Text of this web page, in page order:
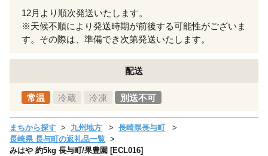
12月より順次発送いたします。
※天候不順により発送時期が前後する可能性がございま
す。その際は、準備でき次第発送いたします。
配送
常温 冷蔵 冷凍 別送不可
まちから探す 九州地方
長崎県長与町
長崎県 長与町の返礼品一覧
みはや 約5kg 長与町/果豊園 [ECL016]